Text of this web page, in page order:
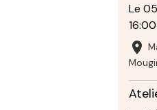
Le
16:00